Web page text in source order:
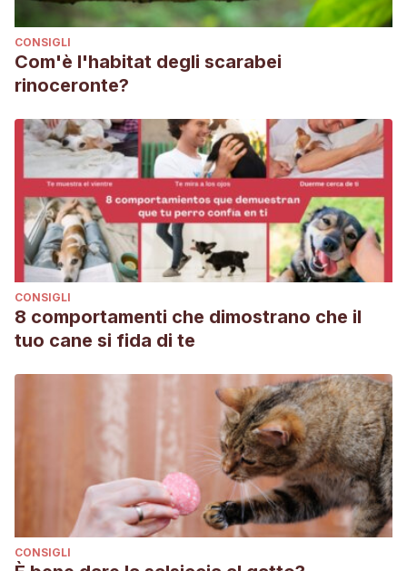
CONSIGLI
Com'è l'habitat degli scarabei
rinoceronte?
CONSIGLI
8 comportamenti che dimostrano che il
tuo cane si fida di te
CONSIGLI